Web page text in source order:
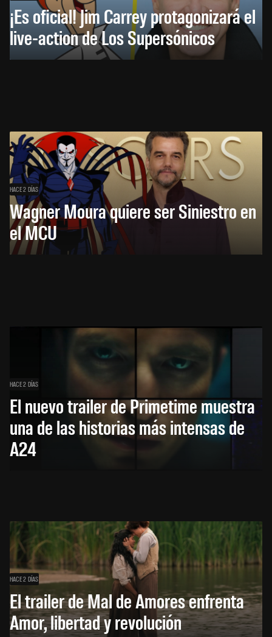
¡Es oficial! Jim Carrey protagonizará el
live-action de Los Supersónicos
HACE 2 DÍAS
Wagner Moura quiere ser Siniestro en
el MCU
HACE 2 DÍAS
El nuevo trailer de Primetime muestra
una de las historias más intensas de
A24
HACE 2 DÍAS
El trailer de Mal de Amores enfrenta
Amor, libertad y revolución